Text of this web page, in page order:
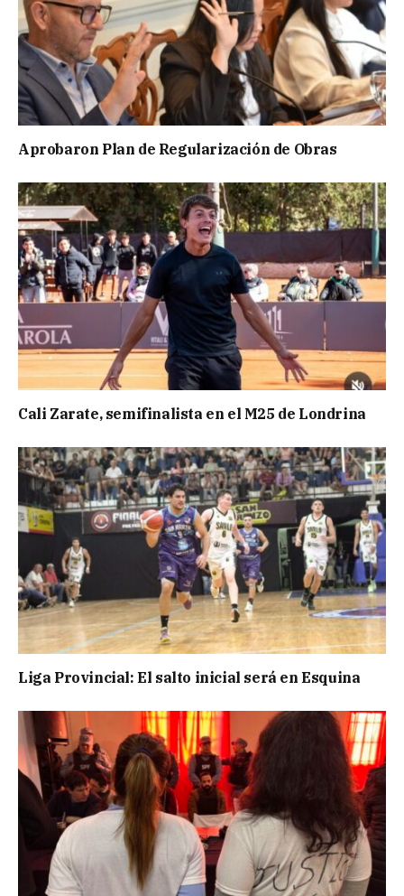
Aprobaron Plan de Regularización de Obras
Cali Zarate, semifinalista en el M25 de Londrina
Liga Provincial: El salto inicial será en Esquina